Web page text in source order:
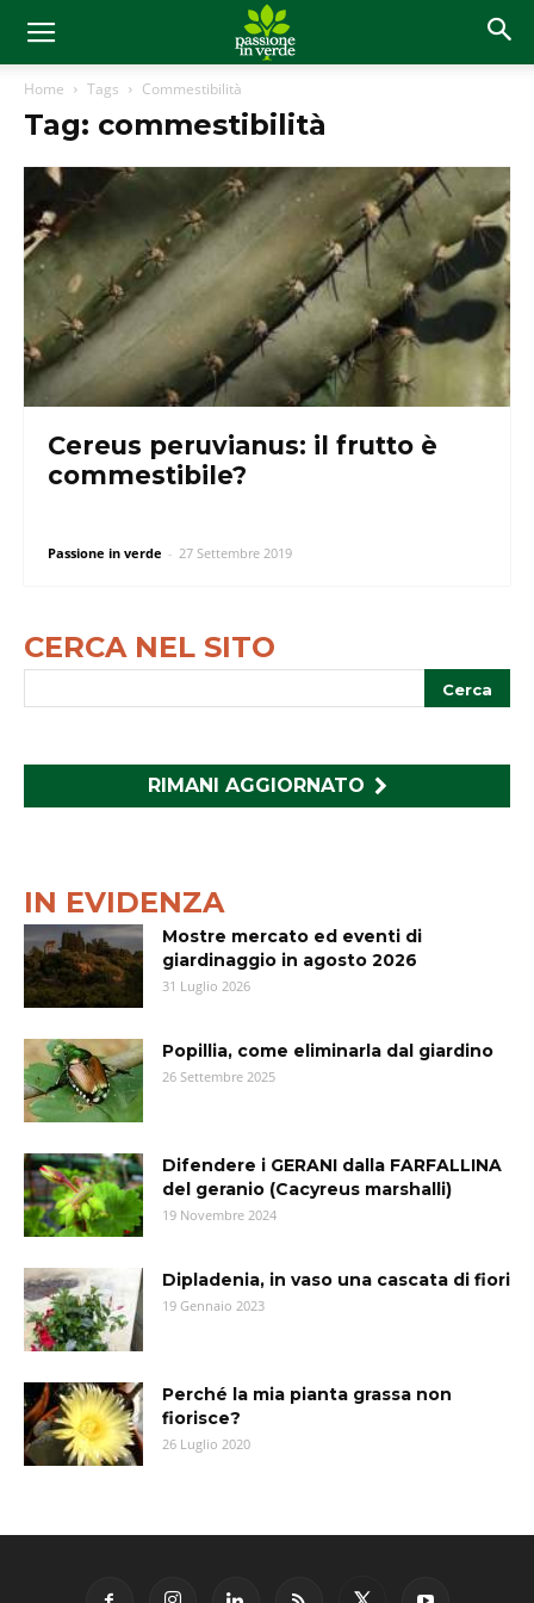
Home Tags Commestibilità
Tag: commestibilità
Cereus peruvianus: il frutto è
commestibile?
Passione in verde - 27 Settembre 2019
CERCA NEL SITO
RIMANI AGGIORNATO
IN EVIDENZA
Mostre mercato ed eventi di
giardinaggio in agosto 2026
31 Luglio 2026
Popillia, come eliminarla dal giardino
26 Settembre 2025
Difendere i GERANI dalla FARFALLINA
del geranio (Cacyreus marshalli)
19 Novembre 2024
Dipladenia, in vaso una cascata di fiori
19 Gennaio 2023
Perché la mia pianta grassa non
fiorisce?
26 Luglio 2020